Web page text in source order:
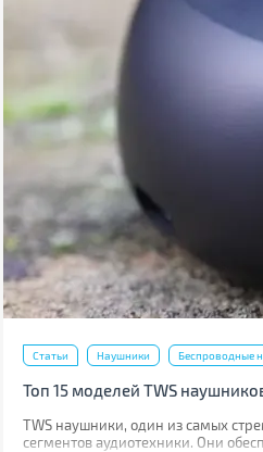
Статьи Наушники Беспроводные
Топ 15 моделей TWS
TWS наушники, один из самых
сегментов аудиотехники. Они